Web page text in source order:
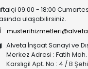
09:00 - 18:00
ulaşabilirsiniz.
Alveta İnşaat Sanayi ve
Merkez Adresi : Fatih
Karslıgil Apt. No : 4 / B